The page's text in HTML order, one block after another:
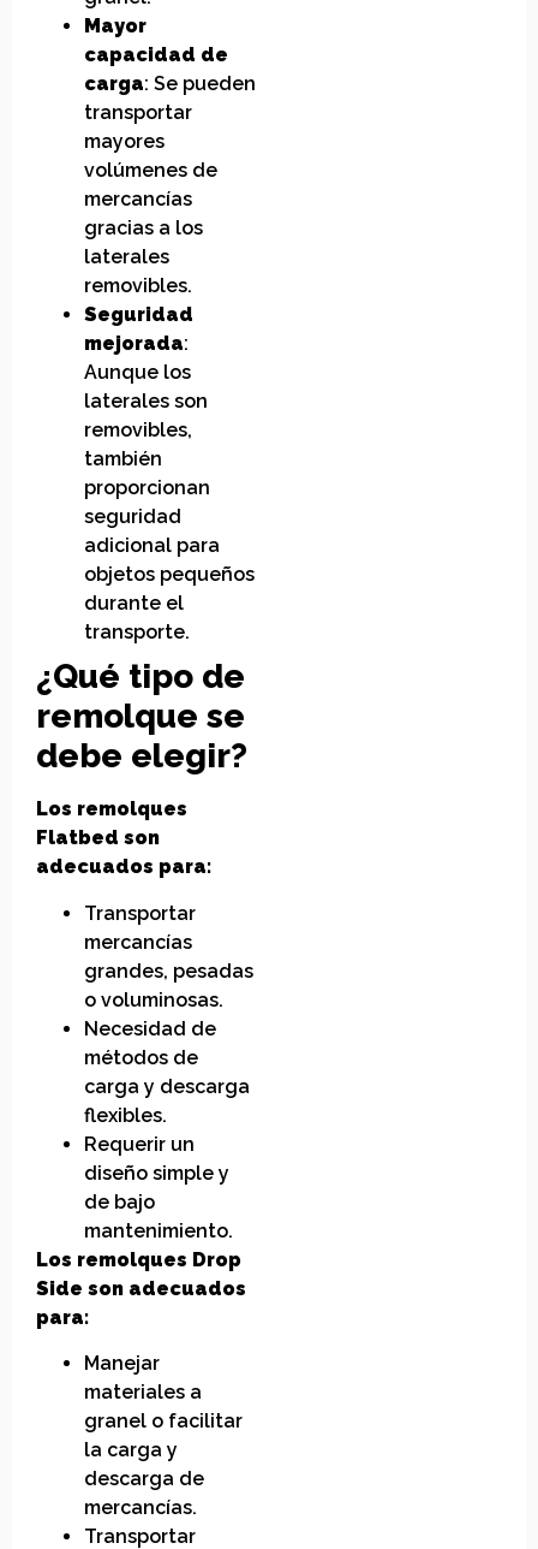
Mayor
capacidad de
carga: Se pueden
transportar
mayores
volúmenes de
mercancías
gracias a los
laterales
removibles.
Seguridad
mejorada:
Aunque los
laterales son
removibles,
también
proporcionan
seguridad
adicional para
objetos pequeños
durante el
transporte.
¿Qué tipo de
remolque se
debe elegir?
Los remolques
Flatbed son
adecuados para:
Transportar
mercancías
grandes, pesadas
o voluminosas.
Necesidad de
métodos de
carga y descarga
flexibles.
Requerir un
diseño simple y
de bajo
mantenimiento.
Los remolques Drop
Side son adecuados
para:
Manejar
materiales a
granel o facilitar
la carga y
descarga de
mercancías.
Transportar